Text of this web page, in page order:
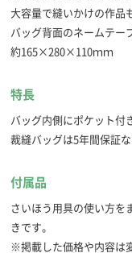
大容量で縫いかけの作品
バッグ背面のネームテー
約165×280×110ｍｍ
特長
バッグ内側にポケット付
裁縫バッグは5年間保証
付属品
さいほう用具の使い方を
きです。
※掲載した価格や内容は